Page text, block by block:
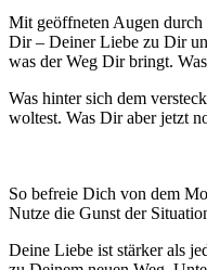
Mit geöffneten Augen
Dir – Deiner Liebe zu Dir
was der Weg Dir bringt.
Was hinter sich dem
woltest. Was Dir aber jetzt
So befreie Dich von dem
Nutze die Gunst der
Deine Liebe ist stärker als